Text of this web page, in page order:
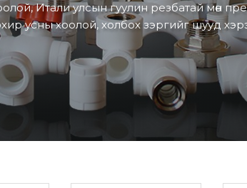
Итали улсын гуулин резбатай мөн
усны хоолой, холбох зэргийг шууд